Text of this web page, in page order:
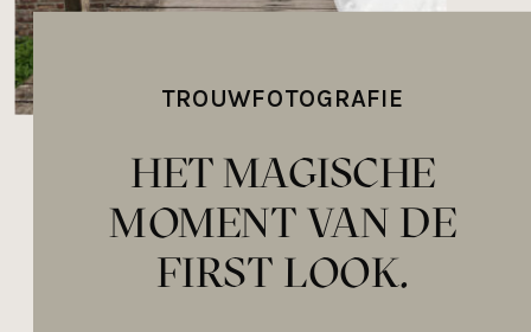
TROUWFOTOGRAFIE
HET MAGISCHE
MOMENT VAN DE
FIRST LOOK.